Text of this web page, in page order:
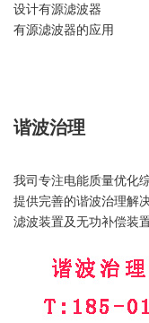
设计有源滤波器
有源滤波器的应用
谐波治理
我司专注电能质量优化
提供完善的谐波治理解
滤波装置及无功补偿装